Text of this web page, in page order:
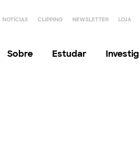
NOTÍCIAS CLIPPING NEWSLETTER LOJA
Sobre Estudar